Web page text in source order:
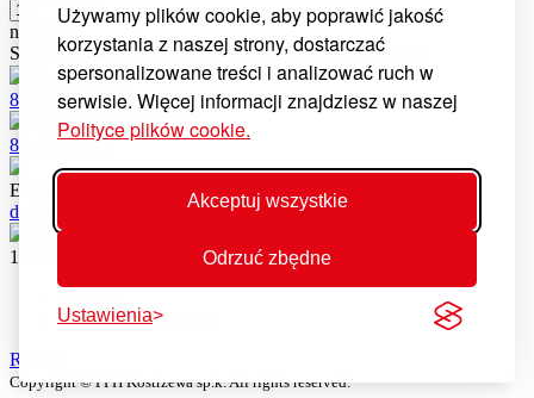
Używamy plików cookie, aby poprawić jakość
korzystania z naszej strony, dostarczać
spersonalizowane treści i analizować ruch w
serwisie. Więcej informacji znajdziesz w naszej
Polityce plików cookie.
Akceptuj wszystkie
Odrzuć zbędne
Ustawienia
na stronę
Sortuj wg
Ustaw kierunek malejący
Dział części
87 429 56 21
Infolinia serwisowa
87 429 56 56
E-mail
dc@kostrzewa.com.pl
ul. Przemysłowa 1
11-500 Giżycko
Skontaktuj się z nami
RODO
Copyright © PPH Kostrzewa sp.k. All rights reserved.